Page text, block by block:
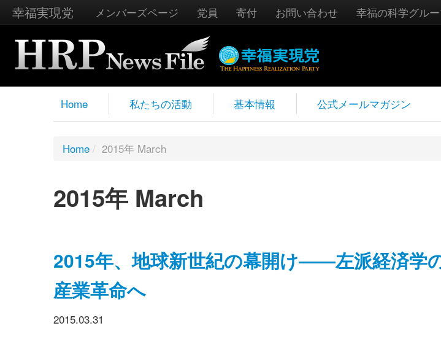
幸福実現党 メンバーズページ 党員 寄付 お問い合わせ 幸福の科学グル
Home 私たちの活動 基本情報 公式メールマガジン
Home / 2015年 March
2015年 March
2015年、地球新世紀の幕開け――左派経済学
産業革命へ
2015.03.31